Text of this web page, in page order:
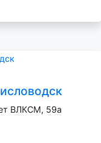
ВЛКСМ, 59а